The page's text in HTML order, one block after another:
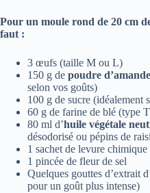
Pour un moule rond de 20 cm
faut :
3 œufs (taille M ou L)
150 g de poudre d’amande
selon vos goûts)
100 g de sucre (idéalement
60 g de farine de blé (type
80 ml d’huile végétale
désodorisé ou pépins de
1 sachet de levure
1 pincée de fleur de sel
Quelques gouttes d’extrait
pour un goût plus intense)